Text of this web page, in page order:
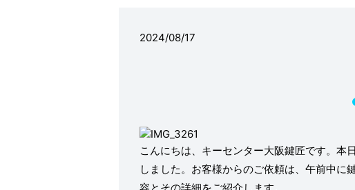
2024/08/17
こんにちは、キーセンター大阪鍵匠です。本
しました。お客様からのご依頼は、午前中に